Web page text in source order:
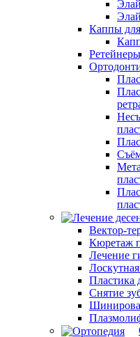
Каппы
Ретейнеры
Вектор-
Кюретаж
Лечение
Пластика
Снятие